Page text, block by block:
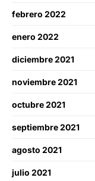
febrero 2022
enero 2022
diciembre 2021
noviembre 2021
octubre 2021
septiembre 2021
agosto 2021
julio 2021